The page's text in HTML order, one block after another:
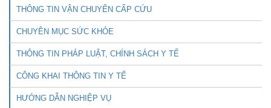
THÔNG TIN VẬN CHUYỂN CẤP CỨU
CHUYÊN MỤC SỨC KHỎE
THÔNG TIN PHÁP LUẬT, CHÍNH SÁCH Y TẾ
CÔNG KHAI THÔNG TIN Y TẾ
HƯỚNG DẪN NGHIỆP VỤ